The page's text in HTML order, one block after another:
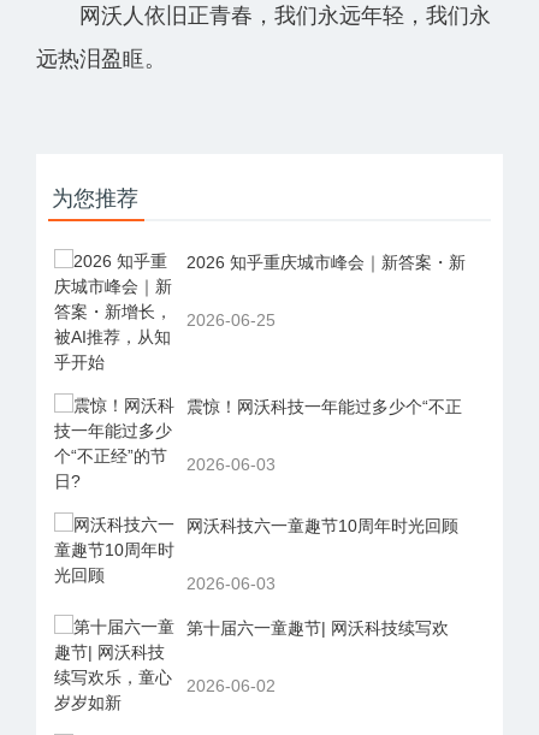
网沃人依旧正青春，我们永远年轻，我们永
远热泪盈眶。
为您推荐
2026 知乎重庆城市峰会｜新答案・新
2026-06-25
震惊！网沃科技一年能过多少个“不正
2026-06-03
网沃科技六一童趣节10周年时光回顾
2026-06-03
第十届六一童趣节| 网沃科技续写欢
2026-06-02